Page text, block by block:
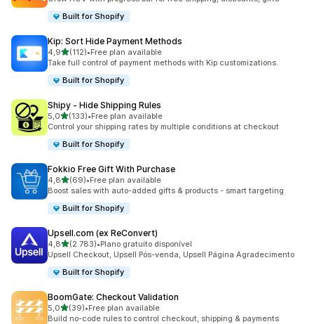
Built for Shopify
Kip: Sort Hide Payment Methods
4,9de 5 estrelas
(112)
112 total de avaliações
•Free plan available
Take full control of payment methods with Kip customizations.
Built for Shopify
Shipy ‑ Hide Shipping Rules
5,0de 5 estrelas
(133)
133 total de avaliações
•Free plan available
Control your shipping rates by multiple conditions at checkout
Built for Shopify
Fokkio Free Gift With Purchase
4,8de 5 estrelas
(69)
69 total de avaliações
•Free plan available
Boost sales with auto-added gifts & products - smart targeting
Built for Shopify
Upsell.com (ex ReConvert)
4,8de 5 estrelas
(2.783)
2783 total de avaliações
•Plano gratuito disponível
Upsell Checkout, Upsell Pós-venda, Upsell Página Agradecimento
Built for Shopify
BoomGate: Checkout Validation
5,0de 5 estrelas
(39)
39 total de avaliações
•Free plan available
Build no-code rules to control checkout, shipping & payments